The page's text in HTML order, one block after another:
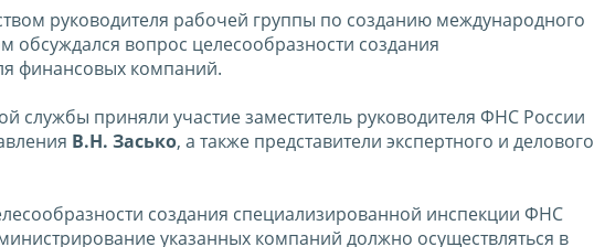
руководителя рабочей группы по созданию международного
обсуждался вопрос целесообразности создания
финансовых компаний.
службы приняли участие заместитель руководителя ФНС России
В.Н. Засько, а также представители экспертного и делового
создания специализированной инспекции ФНС
указанных компаний должно осуществляться в